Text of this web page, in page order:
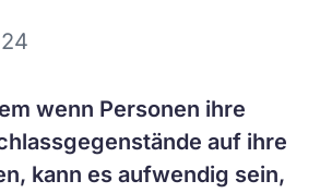
wenn Personen ihre
auf ihre
kann es aufwendig sein,